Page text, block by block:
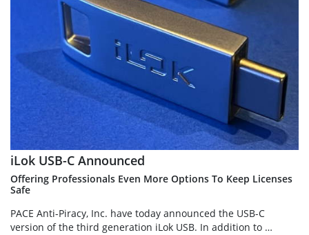
iLok USB-C Announced
Offering Professionals Even More Options To Keep Licenses
Safe
PACE Anti-Piracy, Inc. have today announced the USB-C
version of the third generation iLok USB. In addition to …